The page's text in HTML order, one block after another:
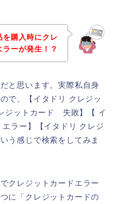
を購入時にクレ
ーが発生！？
と思います。実際私自身
で、【イタドリ クレジッ
ジットカード 失敗】【 イ
ラー】【イタドリ クレジ
う感じで検索をしてみま
クレジットカードエラー
に「クレジットカードの